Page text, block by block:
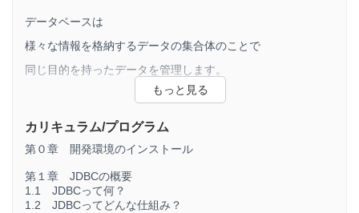
データベースは
様々な情報を格納するデータの集合体のことで
同じ目的を持ったデータを管理します。
その一人一人の日記全てを一元管理するのがデータベースで
す。
データベースは
カリキュラム/プログラム
第０章 開発環境のインストール
第１章 JDBCの概要
1.1 JDBCって何？
1.2 JDBCってどんな仕組み？